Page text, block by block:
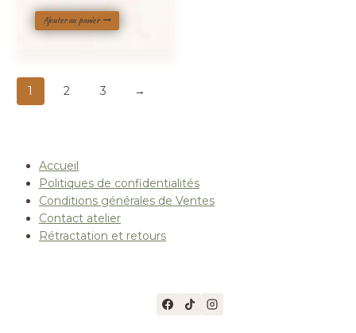
Ajouter au panier
1 2 3 →
Accueil
Politiques de confidentialités
Conditions générales de Ventes
Contact atelier
Rétractation et retours